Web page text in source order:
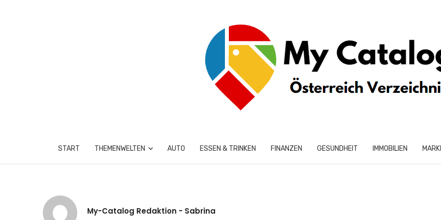
START THEMENWELTEN AUTO ESSEN & TRINKEN FINANZEN GESUNDHEIT IMMOBILIEN
My-Catalog Redaktion - Sabrina